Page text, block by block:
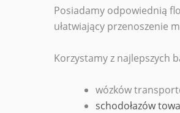
Posiadamy odpowiednią
ułatwiający przenoszenie
Korzystamy z najlepszych
wózków
schodołazów